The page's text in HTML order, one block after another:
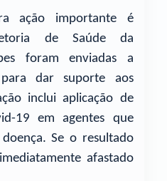
ação importante é
de Saúde da
foram enviadas a
dar suporte aos
inclui aplicação de
19 em agentes que
Se o resultado
afastado